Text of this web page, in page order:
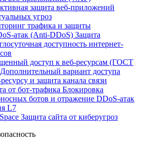
защита веб-приложений
угроз
трафика и защиты
(Anti‑DDoS) Защита
доступность интернет-
доступ к веб-ресурсам (ГОСТ
Дополнительный вариант доступа
и защита канала связи
от бот‑трафика Блокировка
ботов и отражение DDoS‑атак
L7
Защита сайта от киберугроз